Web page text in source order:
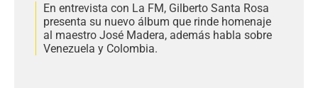
En entrevista con La FM, Gilberto Santa Rosa
presenta su nuevo álbum que rinde homenaje
al maestro José Madera, además habla sobre
Venezuela y Colombia.